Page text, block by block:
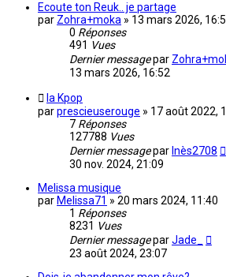
Ecoute ton Reuk.. je partage
par Zohra+moka » 13 mars 2026,
0 Réponses
491 Vues
Dernier messagepar
13 mars 2026, 16:52
la Kpop
parprescieuserouge » 17 août 2022,
7 Réponses
127788 Vues
Dernier messagepar Inès2708
30 nov. 2024, 21:09
Melissa musique
par Melissa71 » 20 mars 2024, 11:40
1 Réponses
8231 Vues
Dernier messageparJade_
23 août 2024, 23:07